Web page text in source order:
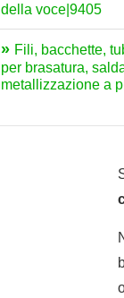
della voce|9405
Fili, bacchette,
per brasatura,
metallizzazione a